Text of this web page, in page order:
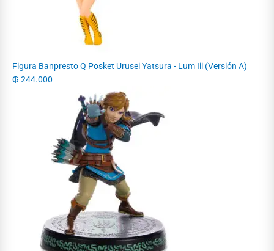
Figura Banpresto Q Posket Urusei Yatsura - Lum Iii (Versión A)
₲ 244.000